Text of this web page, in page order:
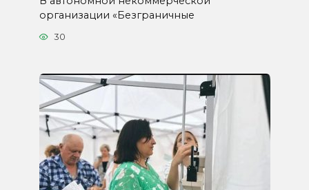
организации «Безграничные
30